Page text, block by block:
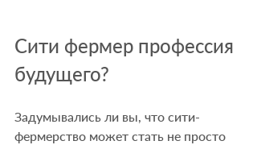
Сити фермер профессия
будущего?
Задумывались ли вы, что сити-
фермерство может стать не просто